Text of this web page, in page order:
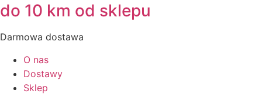
do 10 km od sklepu
Darmowa dostawa
O nas
Dostawy
Sklep